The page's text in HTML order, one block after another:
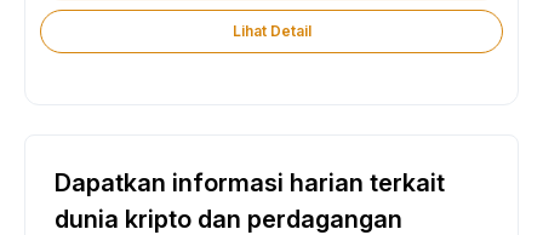
Lihat Detail
Dapatkan informasi harian terkait
dunia kripto dan perdagangan